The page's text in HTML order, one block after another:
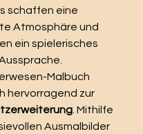
schaffen eine
Atmosphäre und
ein spielerisches
Malbuch
hervorragend zur
. Mithilfe
Ausmalbilder